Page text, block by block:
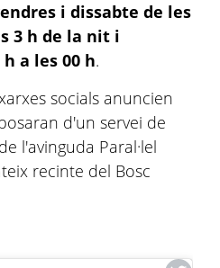
i dissabte de les
3 h de la nit i
a les 00 h.
socials anuncien
d'un servei de
l'avinguda Paral·lel
recinte del Bosc